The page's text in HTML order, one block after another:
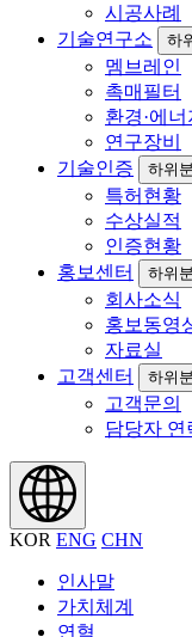
시공사례
기술연구소
하
멤브레인
촉매필터
환경·에너
연구장비
기술인증
하위
특허현황
수상실적
인증현황
홍보센터
하위
회사소식
홍보동영
자료실
고객센터
하위
고객문의
담당자 연
KOR ENG CHN
인사말
가치체계
연혁